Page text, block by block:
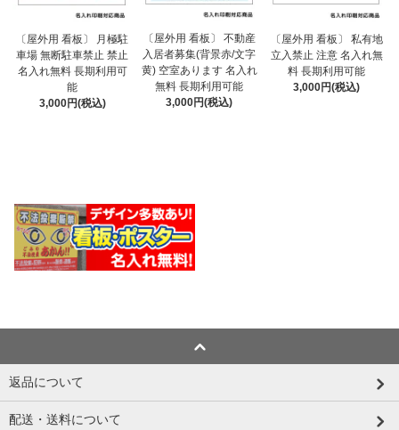
〔屋外用 看板〕 月極駐
車場 無断駐車禁止 禁止
名入れ無料 長期利用可
能
3,000円(税込)
〔屋外用 看板〕 不動産
入居者募集(背景赤/文字
黄) 空室あります 名入れ
無料 長期利用可能
3,000円(税込)
〔屋外用 看板〕 私有地
立入禁止 注意 名入れ無
料 長期利用可能
3,000円(税込)
返品について
配送・送料について